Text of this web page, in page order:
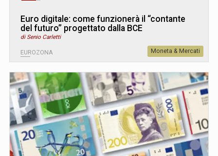
Euro digitale: come funzionerà il “contante
del futuro” progettato dalla BCE
di Senio Carletti
EUROZONA Moneta & Mercati